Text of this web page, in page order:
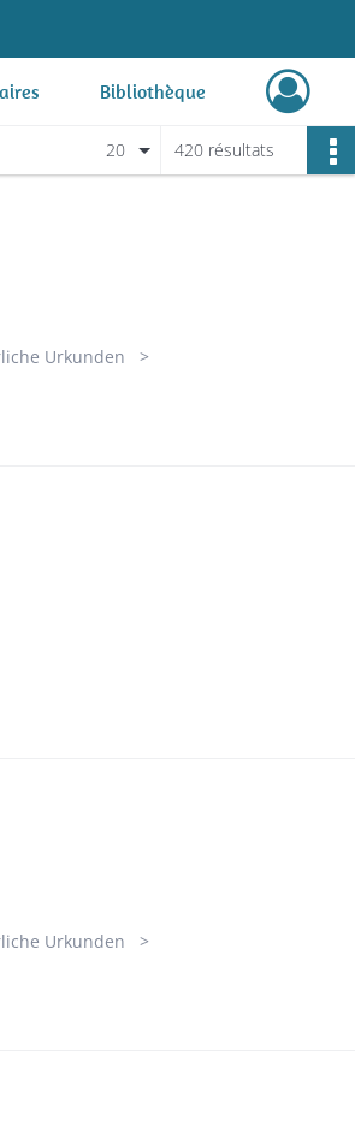
Bibliothèque
420 résultats
20
Urkunden
Urkunden